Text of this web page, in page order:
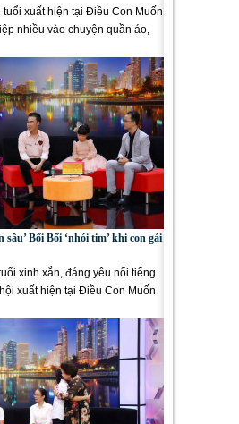
tuổi xuất hiện tại Điều Con Muốn
nhiều vào chuyện quần áo,
sâu’ Bối Bối ‘nhói tim’ khi con gái
xinh xắn, đáng yêu nổi tiếng
xuất hiện tại Điều Con Muốn